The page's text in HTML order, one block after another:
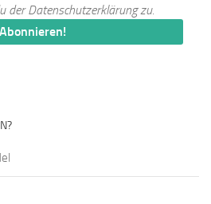
derDatenschutzerklärungzu.